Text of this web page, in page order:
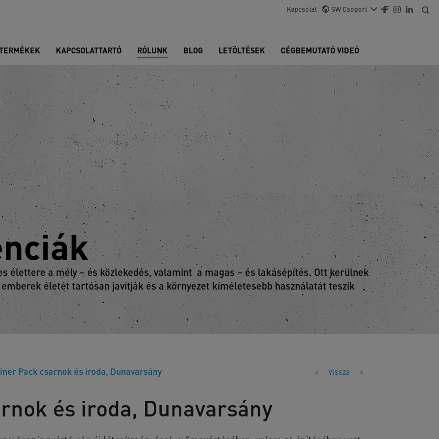
Kapcsolat SW Csoport
KAPCSOLATTARTÓ RÓLUNK BLOG LETÖLTÉSEK CÉGBEMUTATÓ VIDEÓ
élettere a mély – és közlekedés, valamint a magas – és lakásépítés. Ott kerülnek
életét tartósan javítják és a környezet kíméletesebb használatát teszik
Pack csarnok és iroda, Dunavarsány < Vissza >
és iroda, Dunavarsány